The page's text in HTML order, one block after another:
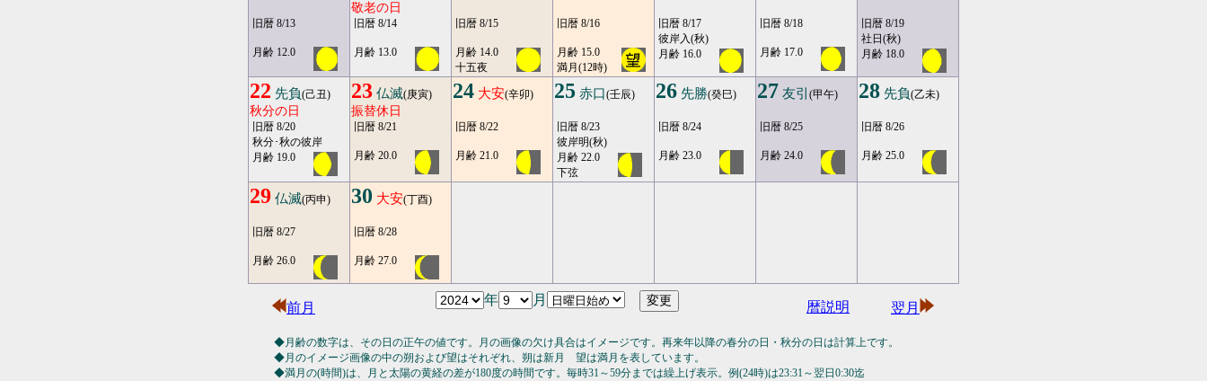
旧暦 8/13
月齢 12.0
敬老の日
旧暦 8/14
月齢 13.0
旧暦 8/15
月齢 14.0
十五夜
旧暦 8/16
月齢 15.0
満月(12時)
旧暦 8/17
彼岸入(秋)
月齢 16.0
旧暦 8/18
月齢 17.0
旧暦 8/19
社日(秋)
月齢 18.0
22 先負(己丑)
秋分の日
旧暦 8/20
秋分･秋の彼岸
月齢 19.0
23 仏滅(庚寅)
振替休日
旧暦 8/21
月齢 20.0
24 大安(辛卯)
旧暦 8/22
月齢 21.0
25 赤口(壬辰)
旧暦 8/23
彼岸明(秋)
月齢 22.0
下弦
26 先勝(癸巳)
旧暦 8/24
月齢 23.0
27 友引 (甲午)
旧暦 8/25
月齢 24.0
28 先負(乙未)
旧暦 8/26
月齢 25.0
29 仏滅(丙申)
旧暦 8/27
月齢 26.0
30 大安(丁酉)
旧暦 8/28
月齢 27.0
前月
年 月 暦説明 翌月
◆月齢の数字は、その日の正午の値です。月の画像の欠け具合はイメージです。再来年以降の春分の日・秋分の日は計算上です。
◆月のイメージ画像の中の朔および望はそれぞれ、朔は新月 望は満月を表しています。
◆満月の(時間)は、月と太陽の黄経の差が180度の時間です。毎時31～59分までは繰上げ表示。例(24時)は23:31～翌日0:30迄